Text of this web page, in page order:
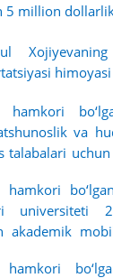
5 million
himoyasi
hamkori
va
talabalari
hamkori
universiteti
akademik
hamkori